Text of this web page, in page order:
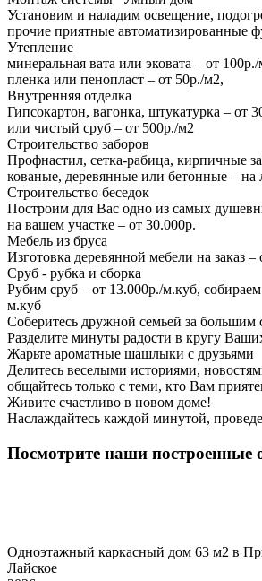
Установим и наладим освещение,
прочие приятные автоматизированные
Утепление
минеральная вата или эковата – от
пленка или пенопласт – от 50р./м2,
Внутренняя отделка
Гипсокартон, вагонка, штукатурка – от
или чистый сруб – от 500р./м2
Строительство заборов
Профнастил, сетка-рабица, кирпичные
кованые, деревянные или бетонные –
Строительство беседок
Построим для Вас одно из самых
на вашем участке – от 30.000р.
Мебель из бруса
Изготовка деревянной мебели на заказ –
Сруб - рубка и сборка
Рубим сруб – от 13.000р./м.куб,
м.куб
Соберитесь дружной семьей за большим
Разделите минуты радости в кругу
Жарьте ароматные шашлыки с друзьями
Делитесь веселыми историями,
общайтесь только с теми, кто Вам
Живите счастливо в новом доме!
Наслаждайтесь каждой минутой,
Посмотрите наши построенные
Одноэтажный каркасный дом 63 м2 в
Лайское